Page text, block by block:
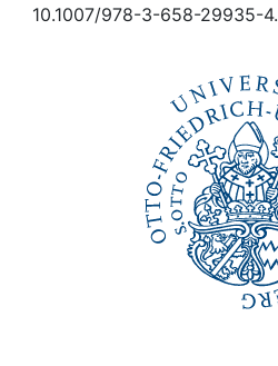
10.1007/978-3-658-29935-4.